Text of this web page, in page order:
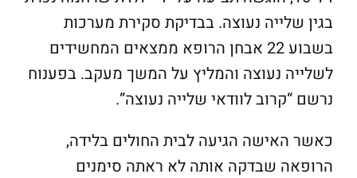
בגין שלייה נעוצה. בבדיקת סקירת מערכות
בשבוע 22 אבחן הרופא ממצאים המחשידים
לשלייה נעוצה והמליץ על המשך מעקב. בפענוח
נרשם “קרוב לוודאי שלייה נעוצה”.
כאשר האישה הגיעה לבית החולים בלידה,
הרופאה שבדקה אותה לא ראתה סימנים